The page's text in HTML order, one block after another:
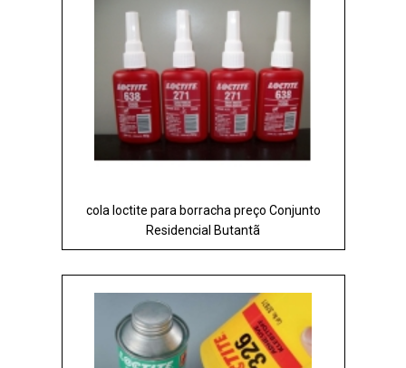
cola loctite para borracha preço Conjunto
Residencial Butantã